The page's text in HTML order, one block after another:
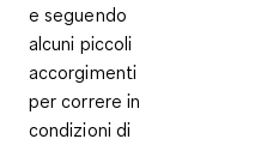
e seguendo
alcuni piccoli
accorgimenti
per correre in
condizioni di